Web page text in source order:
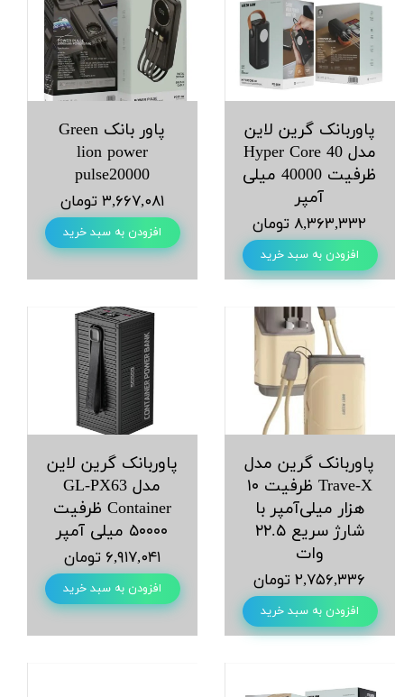
پاوربانک گرین‌ لاین
مدل Hyper Core 40
ظرفیت 40000 میلی‌
آمپر
۸,۳۶۳,۳۳۲ تومان
افزودن به سبد خرید
پاور بانک Green
lion power
pulse20000
۳,۶۶۷,۰۸۱ تومان
افزودن به سبد خرید
پاوربانک گرین مدل
Trave-X ظرفیت ۱۰
هزار میلی‌آمپر با
شارژ سریع ۲۲.۵
وات
۲,۷۵۶,۳۳۶ تومان
افزودن به سبد خرید
پاوربانک گرین لاین
مدل GL-PX63
Container ظرفیت
۵۰۰۰۰ میلی آمپر
۶,۹۱۷,۰۴۱ تومان
افزودن به سبد خرید